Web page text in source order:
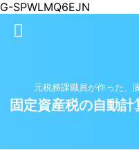
G-SPWLMQ6EJN
元税務課職員が作った、
固定資産税の自動